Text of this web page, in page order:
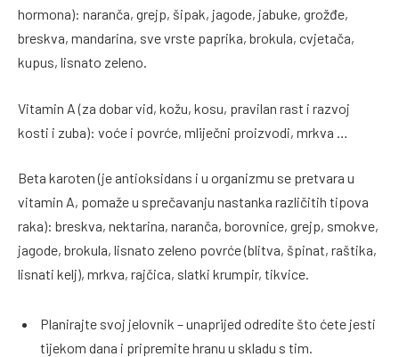
hormona): naranča, grejp, šipak, jagode, jabuke, grožđe,
breskva, mandarina, sve vrste paprika, brokula, cvjetača,
kupus, lisnato zeleno.
Vitamin A (za dobar vid, kožu, kosu, pravilan rast i razvoj
kosti i zuba): voće i povrće, mliječni proizvodi, mrkva …
Beta karoten (je antioksidans i u organizmu se pretvara u
vitamin A, pomaže u sprečavanju nastanka različitih tipova
raka): breskva, nektarina, naranča, borovnice, grejp, smokve,
jagode, brokula, lisnato zeleno povrće (blitva, špinat, raštika,
lisnati kelj), mrkva, rajčica, slatki krumpir, tikvice.
Planirajte svoj jelovnik – unaprijed odredite što ćete jesti
tijekom dana i pripremite hranu u skladu s tim.